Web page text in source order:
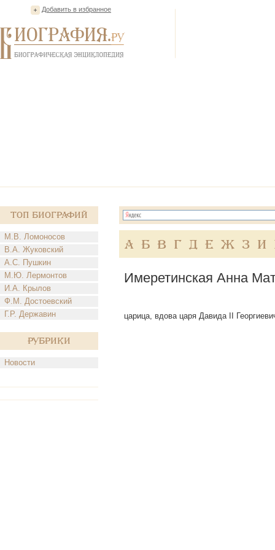
Добавить в избранное
Топ Биографий
М.В. Ломоносов
В.А. Жуковский
А.С. Пушкин
М.Ю. Лермонтов
И.А. Крылов
Ф.М. Достоевский
Г.Р. Державин
Рубрики
Новости
А Б В Г Д Е Ж З И
Имеретинская Анна
царица, вдова царя Давида II